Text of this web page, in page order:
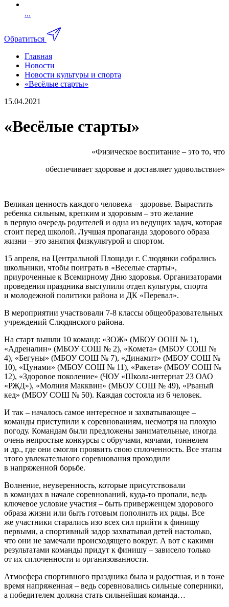
...
Обратиться
Главная
Новости
Новости культуры и спорта
«Весёлые старты»
15.04.2021
«Весёлые старты»
«Физическое воспитание – это то, что
обеспечивает здоровье и доставляет удовольствие»
Великая ценность каждого человека – здоровье. Вырастить
ребенка сильным, крепким и здоровым – это желание
в первую очередь родителей и одна из ведущих задач, которая
стоит перед школой. Лучшая пропаганда здорового образа
жизни – это занятия физкультурой и спортом.
15 апреля, на Центральной Площади г. Слюдянки собрались
школьники, чтобы поиграть в «Веселые старты»,
приуроченные к Всемирному Дню здоровья. Организаторами
проведения праздника выступили отдел культуры, спорта
и молодежной политики района и ДК «Перевал».
В мероприятии участвовали 7-8 классы общеобразовательных
учреждений Слюдянского района.
На старт вышли 10 команд: «ЗОЖ» (МБОУ ООШ № 1),
«Адреналин» (МБОУ СОШ № 2), «Комета» (МБОУ СОШ №
4), «Бегуны» (МБОУ СОШ № 7), «Динамит» (МБОУ СОШ №
10), «Цунами» (МБОУ СОШ № 11), «Ракета» (МБОУ СОШ №
12), «Здоровое поколение» (ЧОУ «Школа-интернат 23 ОАО
«РЖД»), «Молния Макквин» (МБОУ СОШ № 49), «Рваный
кед» (МБОУ СОШ № 50). Каждая состояла из 6 человек.
И так – началось самое интересное и захватывающее –
команды приступили к соревнованиям, несмотря на плохую
погоду. Командам были предложены занимательные, иногда
очень непростые конкурсы с обручами, мячами, тоннелем
и др., где они смогли проявить свою сплоченность. Все этапы
этого увлекательного соревнования проходили
в напряженной борьбе.
Волнение, неуверенность, которые присутствовали
в командах в начале соревнований, куда-то пропали, ведь
ключевое условие участия – быть приверженцем здорового
образа жизни или быть готовым пополнить их ряды. Все
же участники старались изо всех сил прийти к финишу
первыми, а спортивный задор захватывал детей настолько,
что они не замечали происходящего вокруг. А вот с какими
результатами команды придут к финишу – зависело только
от их сплоченности и организованности.
Атмосфера спортивного праздника была и радостная, и в тоже
время напряженная – ведь соревновались сильные соперники,
а победителем должна стать сильнейшая команда…